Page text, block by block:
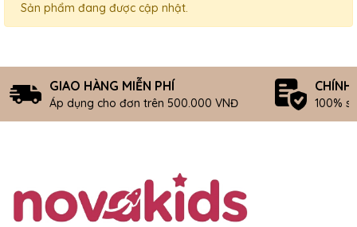
Sản phẩm đang được cập nhật.
GIAO HÀNG MIỄN PHÍ
Áp dụng cho đơn trên 500.000 VNĐ
CHÍNH
100%